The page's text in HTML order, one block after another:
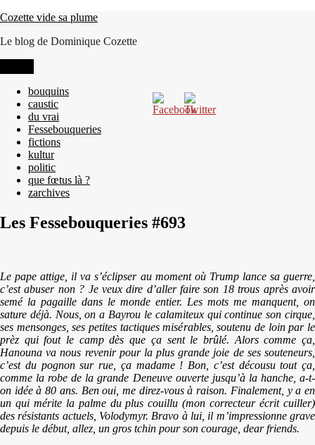
Aller
contenu
Cozette vide sa plume
Le blog de Dominique Cozette
bouquins
caustic
du vrai
Fessebouqueries
fictions
kultur
politic
que fœtus là ?
zarchives
Les Fessebouqueries #693
Le pape attige, il va s’éclipser au moment où Trump lance sa guerre,
c’est abuser non ? Je veux dire d’aller faire son 18 trous après avoir
semé la pagaille dans le monde entier. Les mots me manquent, on
sature déjà. Nous, on a Bayrou le calamiteux qui continue son cirque,
ses mensonges, ses petites tactiques misérables, soutenu de loin par le
prèz qui fout le camp dès que ça sent le brûlé. Alors comme ça,
Hanouna va nous revenir pour la plus grande joie de ses souteneurs,
c’est du pognon sur rue, ça madame ! Bon, c’est décousu tout ça,
comme la robe de la grande Deneuve ouverte jusqu’à la hanche, a-t-
on idée à 80 ans. Ben oui, me direz-vous à raison. Finalement, y a en
un qui mérite la palme du plus couillu (mon correcteur écrit cuiller)
des résistants actuels, Volodymyr. Bravo à lui, il m’impressionne grave
depuis le début, allez, un gros tchin pour son courage, dear friends.